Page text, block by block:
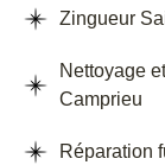
Zingueur
Nettoyage
Camprieu
Réparation